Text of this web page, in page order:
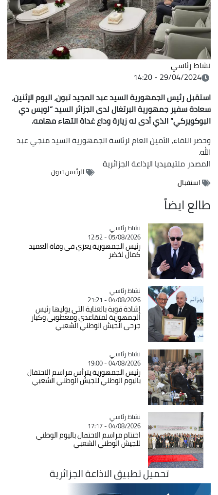
نشاط رئاسي
29/04/2024 - 14:20
استقبل رئيس الجمهورية السيد عبد المجيد تبون، اليوم الإثنين،
سعادة سفير جمهورية البرتغال لدى الجزائر السيد “لويس دي
البوكويركي” الذي أدى له زيارة وداع غداة انتهاء مهامه.
وحضر اللقاء، الأمين العام لرئاسة الجمهورية السيد منجي عبد
الله.
المصدرملتيميديا الإذاعة الجزائرية
الرئيس تبون
استقبال
طالع ايضاً
Catégorie
نشاط رئاسي
05/08/2026 - 12:52
رئيس الجمهورية يعزي في وفاة العميد
كمال لخضر
Catégorie
نشاط رئاسي
04/08/2026 - 21:21
إشادة قوية بالعناية التي يوليها رئيس
الجمهورية لمتقاعدي ومعطوبي وكبار
جرحى الجيش الوطني الشعبي
Catégorie
نشاط رئاسي
04/08/2026 - 19:00
رئيس الجمهورية يترأس مراسم الاحتفال
باليوم الوطني للجيش الوطني الشعبي
Catégorie
نشاط رئاسي
04/08/2026 - 17:17
اختتام مراسم الاحتفال باليوم الوطني
للجيش الوطني الشعبي
تحميل تطبيق الاذاعة الجزائرية